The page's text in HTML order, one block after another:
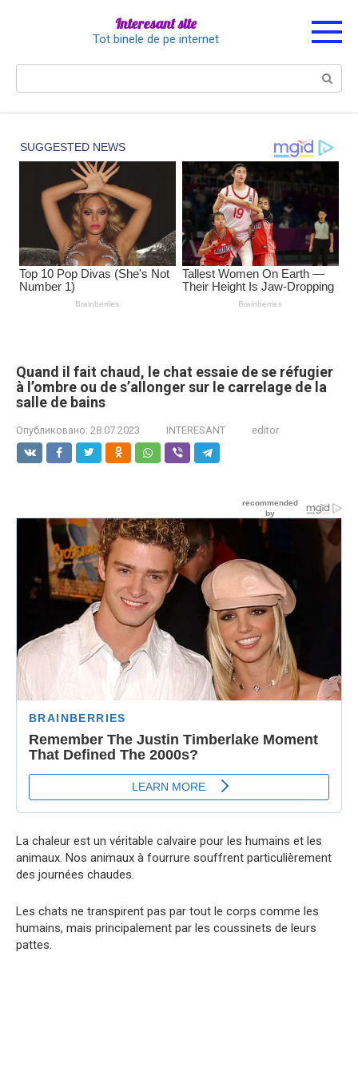
Interesant site
Tot binele de pe internet
Quand il fait chaud, le chat essaie de se réfugier
à l’ombre ou de s’allonger sur le carrelage de la
salle de bains
Опубликовано: 28.07.2023 INTERESANT editor
La chaleur est un véritable calvaire pour les humains et les
animaux. Nos animaux à fourrure souffrent particulièrement
des journées chaudes.
Les chats ne transpirent pas par tout le corps comme les
humains, mais principalement par les coussinets de leurs
pattes.